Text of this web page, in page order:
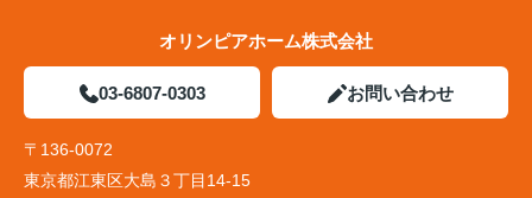
オリンピアホーム株式会社
03-6807-0303 お問い合わせ
〒136-0072
東京都江東区大島３丁目14-15